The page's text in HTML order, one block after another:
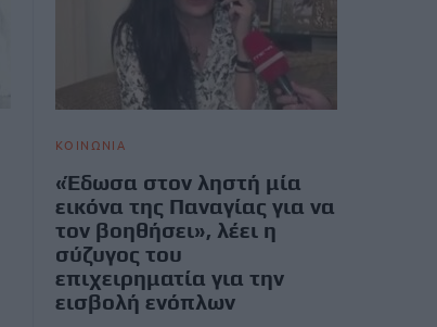
ΚΟΙΝΩΝΙΑ
«Έδωσα στον ληστή μία
εικόνα της Παναγίας για να
τον βοηθήσει», λέει η
σύζυγος του
επιχειρηματία για την
εισβολή ενόπλων